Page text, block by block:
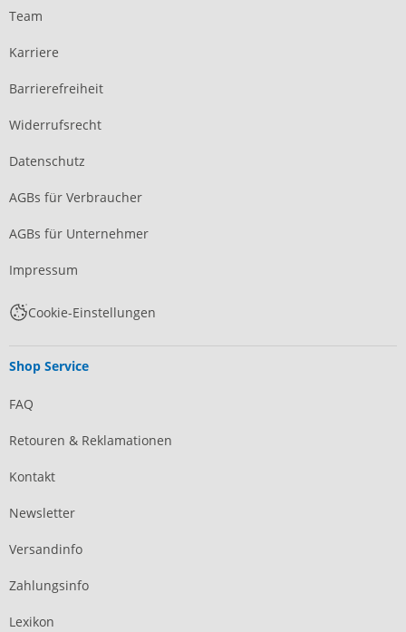
Team
Karriere
Barrierefreiheit
Widerrufsrecht
Datenschutz
AGBs für Verbraucher
AGBs für Unternehmer
Impressum
Cookie-Einstellungen
Shop Service
FAQ
Retouren & Reklamationen
Kontakt
Newsletter
Versandinfo
Zahlungsinfo
Lexikon